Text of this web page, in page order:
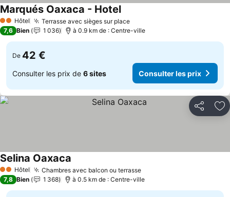
2 Étoiles
Hôtel Terrasse avec sièges sur place
Marqués Oaxaca - Hotel
7,6 Bien 1 036 à 0.9 km de : Centre-ville
De 42 €
Consulter les prix de 6 sites Consulter les prix
Partager
2 Étoiles
Hôtel Chambres avec balcon ou terrasse
Selina Oaxaca
7,8 Bien 1 368 à 0.5 km de : Centre-ville